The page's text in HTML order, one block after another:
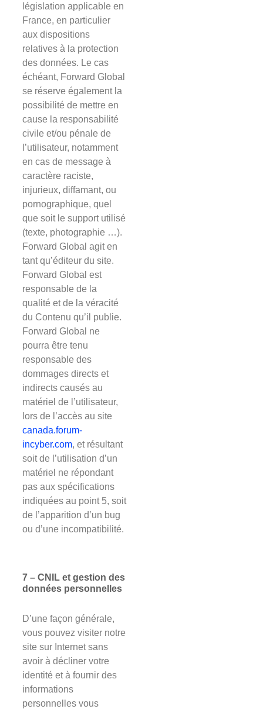
législation applicable en
France, en particulier
aux dispositions
relatives à la protection
des données. Le cas
échéant, Forward Global
se réserve également la
possibilité de mettre en
cause la responsabilité
civile et/ou pénale de
l’utilisateur, notamment
en cas de message à
caractère raciste,
injurieux, diffamant, ou
pornographique, quel
que soit le support utilisé
(texte, photographie …).
Forward Global agit en
tant qu’éditeur du site.
Forward Global est
responsable de la
qualité et de la véracité
du Contenu qu’il publie.
Forward Global ne
pourra être tenu
responsable des
dommages directs et
indirects causés au
matériel de l’utilisateur,
lors de l’accès au site
canada.forum-
incyber.com, et résultant
soit de l’utilisation d’un
matériel ne répondant
pas aux spécifications
indiquées au point 5, soit
de l’apparition d’un bug
ou d’une incompatibilité.
7 – CNIL et gestion des
données personnelles
D’une façon générale,
vous pouvez visiter notre
site sur Internet sans
avoir à décliner votre
identité et à fournir des
informations
personnelles vous